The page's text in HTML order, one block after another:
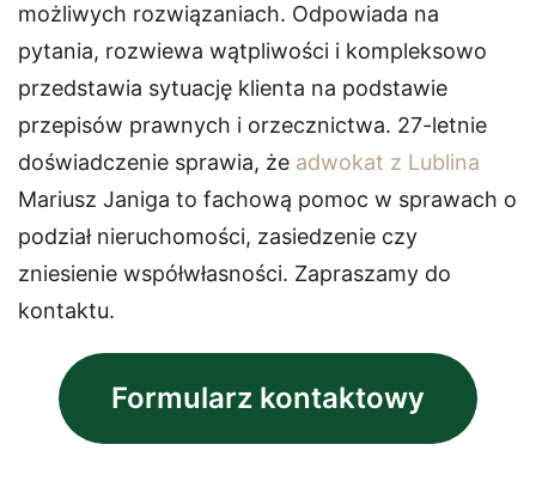
możliwych rozwiązaniach. Odpowiada na
pytania, rozwiewa wątpliwości i kompleksowo
przedstawia sytuację klienta na podstawie
przepisów prawnych i orzecznictwa. 27-letnie
doświadczenie sprawia, że adwokat z Lublina
Mariusz Janiga to fachową pomoc w sprawach o
podział nieruchomości, zasiedzenie czy
zniesienie współwłasności. Zapraszamy do
kontaktu.
Formularz kontaktowy